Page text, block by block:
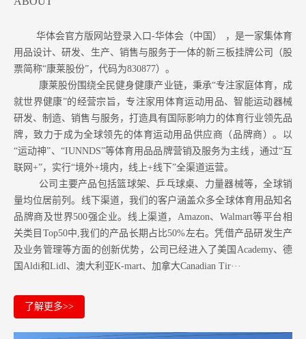
华体会官方版网站登录入口-华体会（中国） ，是一家集体育
用品设计、研发、生产、销售与服务于一体的新三板挂牌公司（股
票简称“康莱股份”，代码为830877）。
康莱股份围绕全民健身健康产业链，秉承“专注家庭体育，成
就世界健康”的经营宗旨，专注家用体育运动用品、智能运动器械
研发、制造、销售与服务，打造具有国际影响力的体育行业领先品
牌，致力于成为全球领先的体育运动用品供应商（品牌商）。以
“运动神”、“IUNNDS”等体育用品品牌营销及服务为主线，通过“互
联网+”，实行“境外+境内，线上+线下”全渠道运营。
公司主要产品包括篮球架、乒乓球桌、力量器械等，全球销
量均位居前列。 线下渠道，我们的客户涵盖众多全球体育用品知名
品牌商及世界500强企业。 线上渠道，Amazon、Walmart等平台相
关类目Top50中,我们的产品长期占比50%左右。凭借产品研发生产
及业务管理等方面的创新优势，公司已经进入了美国Academy、德
国Aldi和Lidl、澳大利亚K-mart、加拿大Canadian Tir···
了解更多>>